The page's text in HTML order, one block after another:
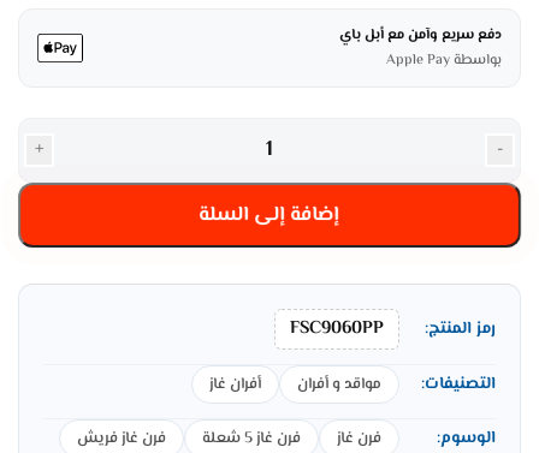
دفع سريع وآمن مع أبل باي
بواسطة Apple Pay
-
+
إضافة إلى السلة
رمز المنتج: FSC9060PP
التصنيفات: مواقد و أفران أفران غاز
الوسوم: فرن غاز فرن غاز 5 شعلة فرن غاز فريش